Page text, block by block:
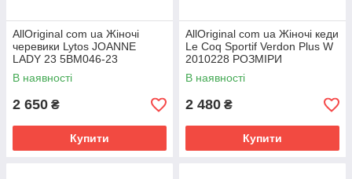
AllOriginal com ua Жіночі
черевики Lytos JOANNE
LADY 23 5BM046-23
РОЗМІРИ ЗАПИТУЙТЕ
В наявності
2 650 ₴
Купити
AllOriginal com ua Жіночі кеди
Le Coq Sportif Verdon Plus W
2010228 РОЗМІРИ
ЗАПИТУЙТЕ
В наявності
2 480 ₴
Купити